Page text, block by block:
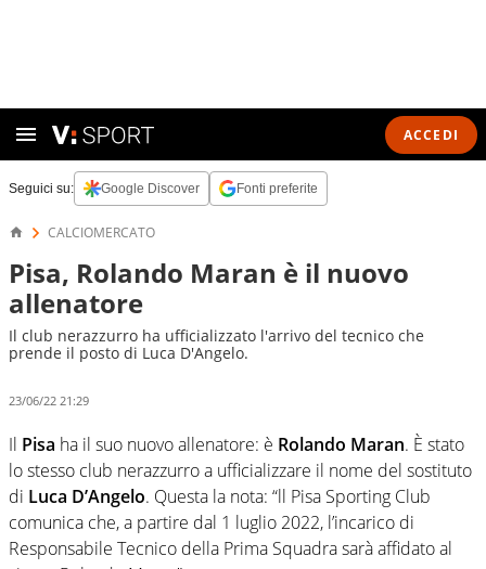
ACCEDI
Seguici su: Google Discover Fonti preferite
CALCIOMERCATO
Pisa, Rolando Maran è il nuovo
allenatore
Il club nerazzurro ha ufficializzato l'arrivo del tecnico che
prende il posto di Luca D'Angelo.
23/06/22 21:29
Il Pisa ha il suo nuovo allenatore: è Rolando Maran. È stato
lo stesso club nerazzurro a ufficializzare il nome del sostituto
di Luca D’Angelo. Questa la nota: “ll Pisa Sporting Club
comunica che, a partire dal 1 luglio 2022, l’incarico di
Responsabile Tecnico della Prima Squadra sarà affidato al